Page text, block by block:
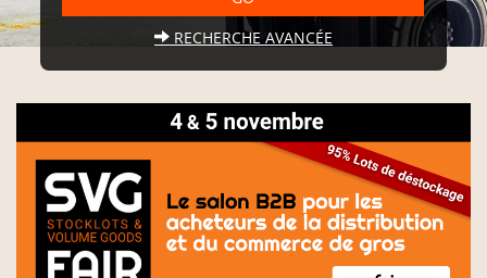
RECHERCHE AVANCÉE